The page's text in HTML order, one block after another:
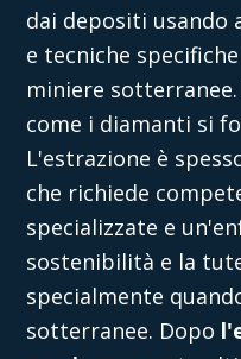
dai depositi usando
e tecniche
miniere
come i diamanti si
L'estrazione è
che richiede
specializzate e
sostenibilità e la
specialmente
sotterranee. Dopo